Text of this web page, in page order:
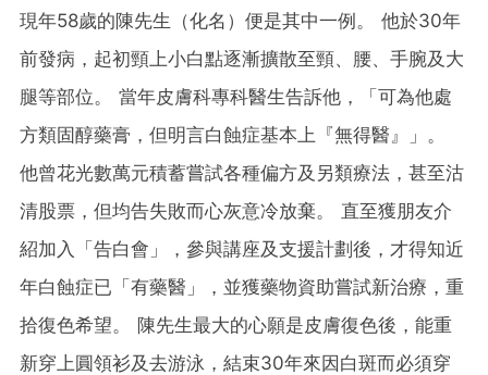
現年58歲的陳先生（化名）便是其中一例。 他於30年
前發病，起初頸上小白點逐漸擴散至頸、腰、手腕及大
腿等部位。 當年皮膚科專科醫生告訴他，「可為他處
方類固醇藥膏，但明言白蝕症基本上『無得醫』」。
他曾花光數萬元積蓄嘗試各種偏方及另類療法，甚至沽
清股票，但均告失敗而心灰意冷放棄。 直至獲朋友介
紹加入「告白會」，參與講座及支援計劃後，才得知近
年白蝕症已「有藥醫」，並獲藥物資助嘗試新治療，重
拾復色希望。 陳先生最大的心願是皮膚復色後，能重
新穿上圓領衫及去游泳，結束30年來因白斑而必須穿